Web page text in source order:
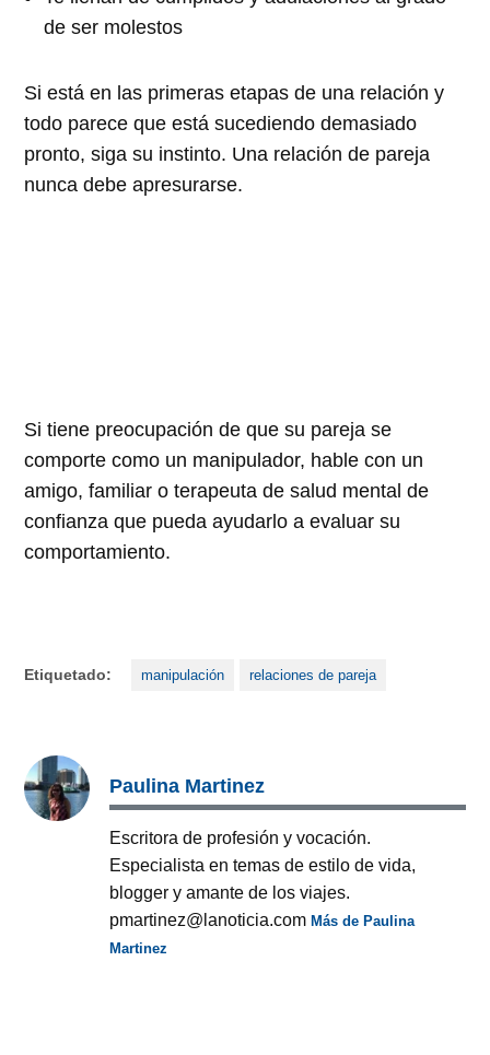
de ser molestos
Si está en las primeras etapas de una relación y
todo parece que está sucediendo demasiado
pronto, siga su instinto. Una relación de pareja
nunca debe apresurarse.
Si tiene preocupación de que su pareja se
comporte como un manipulador, hable con un
amigo, familiar o terapeuta de salud mental de
confianza que pueda ayudarlo a evaluar su
comportamiento.
Etiquetado: manipulación relaciones de pareja
Paulina Martinez
Escritora de profesión y vocación.
Especialista en temas de estilo de vida,
blogger y amante de los viajes.
pmartinez@lanoticia.comMás de Paulina
Martinez